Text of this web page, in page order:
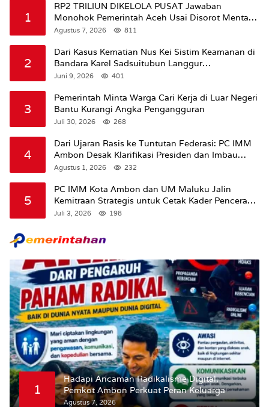
1
RP2 TRILIUN DIKELOLA PUSAT Jawaban
Monohok Pemerintah Aceh Usai Disorot Mentan
Amran Soal Dana Pertanian
Agustus 7, 2026 811
2
Dari Kasus Kematian Nus Kei Sistim Keamanan di
Bandara Karel Sadsuitubun Langgur
Dipertanyakan
Juni 9, 2026 401
3
Pemerintah Minta Warga Cari Kerja di Luar Negeri
Bantu Kurangi Angka Pengangguran
Juli 30, 2026 268
4
Dari Ujaran Rasis ke Tuntutan Federasi: PC IMM
Ambon Desak Klarifikasi Presiden dan Imbau
Tunda Pengibaran Bendera Merah Putih Di
Agustus 1, 2026 232
5
PC IMM Kota Ambon dan UM Maluku Jalin
Kemitraan Strategis untuk Cetak Kader Pencerah
Bangsa “Membangun Peradaban dari Kampus”
Juli 3, 2026 198
1
Hadapi Ancaman Radikalisme Digital,
Pemkot Ambon Perkuat Peran Keluarga
Agustus 7, 2026